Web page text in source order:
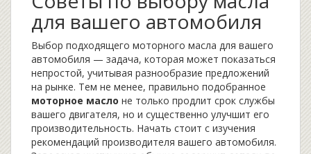
для вашего автомобиля
Выбор подходящего моторного масла для вашего
автомобиля — задача, которая может показаться
непростой, учитывая разнообразие предложений
на рынке. Тем не менее, правильно подобранное
моторное масло не только продлит срок службы
вашего двигателя, но и существенно улучшит его
производительность. Начать стоит с изучения
рекомендаций производителя вашего автомобиля.